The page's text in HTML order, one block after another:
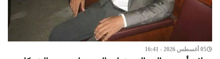
05 أغسطس 2026 - 16:41